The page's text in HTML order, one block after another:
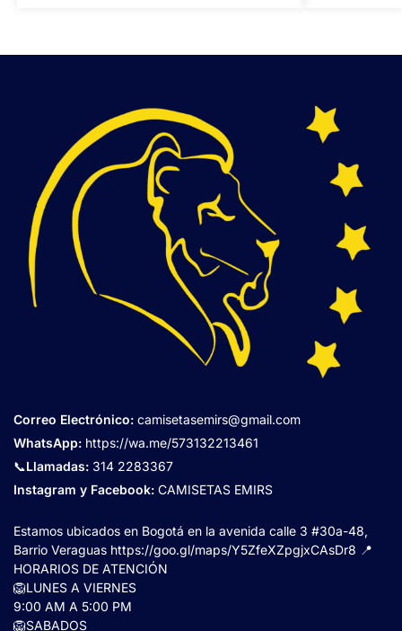
Correo Electrónico: camisetasemirs@gmail.com
WhatsApp: https://wa.me/573132213461
📞Llamadas: 314 2283367
Instagram y Facebook: CAMISETAS EMIRS
Estamos ubicados en Bogotá en la avenida calle 3 #30a-48,
Barrio Veraguas https://goo.gl/maps/Y5ZfeXZpgjxCAsDr8 📍
HORARIOS DE ATENCIÓN
🦁LUNES A VIERNES
9:00 AM A 5:00 PM
🦁SABADOS